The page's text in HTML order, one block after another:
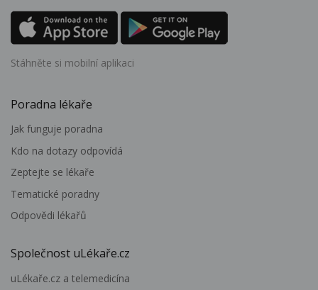
Stáhněte si mobilní aplikaci
Poradna lékaře
Jak funguje poradna
Kdo na dotazy odpovídá
Zeptejte se lékaře
Tematické poradny
Odpovědi lékařů
Společnost uLékaře.cz
uLékaře.cz a telemedicína